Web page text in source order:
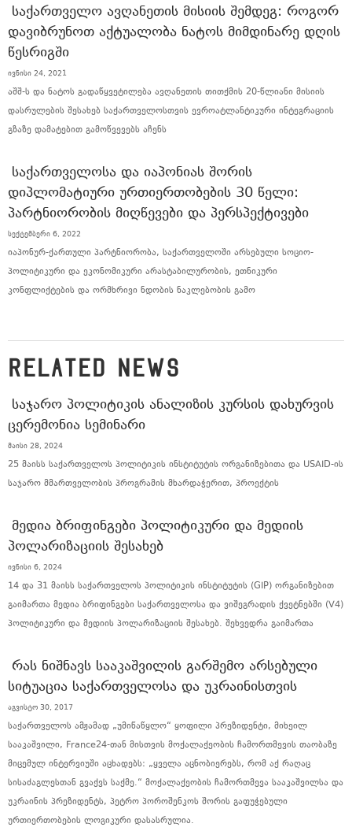
ᲡᲐᲥᲐᲠᲗᲕᲔᲚᲝ ᲐᲕᲦᲐᲜᲔᲗᲘᲡ ᲛᲘᲡᲘᲘᲡ ᲨᲔᲛᲓᲔᲒ: ᲠᲝᲒᲝᲠ
ᲓᲐᲕᲘᲑᲠᲣᲜᲝᲗ ᲐᲥᲢᲣᲐᲚᲝᲑᲐ ᲜᲐᲢᲝᲡ ᲛᲘᲛᲓᲘᲜᲐᲠᲔ ᲓᲦᲘᲡ
ᲬᲔᲡᲠᲘᲒᲨᲘ
ივნისი 24, 2021
აშშ-ს და ნატოს გადაწყვეტილება ავღანეთის თითქმის 20-წლიანი მისიის
დასრულების შესახებ საქართველოსთვის ევროატლანტიკური ინტეგრაციის
გზაზე დამატებით გამოწვევებს აჩენს
ᲡᲐᲥᲐᲠᲗᲕᲔᲚᲝᲡᲐ ᲓᲐ ᲘᲐᲞᲝᲜᲘᲐᲡ ᲨᲝᲠᲘᲡ
ᲓᲘᲞᲚᲝᲛᲐᲢᲘᲣᲠᲘ ᲣᲠᲗᲘᲔᲠᲗᲝᲑᲔᲑᲘᲡ 30 ᲬᲔᲚᲘ:
ᲞᲐᲠᲢᲜᲘᲝᲠᲝᲑᲘᲡ ᲛᲘᲦᲬᲔᲕᲔᲑᲘ ᲓᲐ ᲞᲔᲠᲡᲞᲔᲥᲢᲘᲕᲔᲑᲘ
სექტემბერი 6, 2022
იაპონურ-ქართული პარტნიორობა, საქართველოში არსებული სოციო-
პოლიტიკური და ეკონომიკური არასტაბილურობის, ეთნიკური
კონფლიქტების და ორმხრივი ნდობის ნაკლებობის გამო
RELATED NEWS
ᲡᲐᲯᲐᲠᲝ ᲞᲝᲚᲘᲢᲘᲙᲘᲡ ᲐᲜᲐᲚᲘᲖᲘᲡ ᲙᲣᲠᲡᲘᲡ ᲓᲐᲮᲣᲠᲕᲘᲡ
ᲪᲔᲠᲔᲛᲝᲜᲘᲐ ᲡᲔᲛᲘᲜᲐᲠᲘ
მაისი 28, 2024
25 მაისს საქართველოს პოლიტიკის ინსტიტუტის ორგანიზებითა და USAID-ის
საჯარო მმართველობის პროგრამის მხარდაჭერით, პროექტის
ᲛᲔᲓᲘᲐ ᲑᲠᲘᲤᲘᲜᲒᲔᲑᲘ ᲞᲝᲚᲘᲢᲘᲙᲣᲠᲘ ᲓᲐ ᲛᲔᲓᲘᲘᲡ
ᲞᲝᲚᲐᲠᲘᲖᲐᲪᲘᲘᲡ ᲨᲔᲡᲐᲮᲔᲑ
ივნისი 6, 2024
14 და 31 მაისს საქართველოს პოლიტიკის ინსტიტუტის (GIP) ორგანიზებით
გაიმართა მედია ბრიფინგები საქართველოსა და ვიშეგრადის ქვეტნებში (V4)
პოლიტიკური და მედიის პოლარიზაციის შესახებ. შეხვედრა გაიმართა
ᲠᲐᲡ ᲜᲘᲨᲜᲐᲕᲡ ᲡᲐᲐᲙᲐᲨᲕᲘᲚᲘᲡ ᲒᲐᲠᲨᲔᲛᲝ ᲐᲠᲡᲔᲑᲣᲚᲘ
ᲡᲘᲢᲣᲐᲪᲘᲐ ᲡᲐᲥᲐᲠᲗᲕᲔᲚᲝᲡᲐ ᲓᲐ ᲣᲙᲠᲐᲘᲜᲘᲡᲗᲕᲘᲡ
აგვისტო 30, 2017
საქართველოს ამჟამად „უმიწაწყლო“ ყოფილი პრეზიდენტი, მიხეილ
სააკაშვილი, France24-თან მისთვის მოქალაქეობის ჩამორთმევის თაობაზე
მიცემულ ინტერვიუში აცხადებს: „ყველა აცნობიერებს, რომ აქ რაღაც
სისაძაგლესთან გვაქვს საქმე.“ მოქალაქეობის ჩამორთმევა სააკაშვილსა და
უკრაინის პრეზიდენტს, პეტრო პოროშენკოს შორის გაფუჭებული
ურთიერთობების ლოგიკური დასასრულია.